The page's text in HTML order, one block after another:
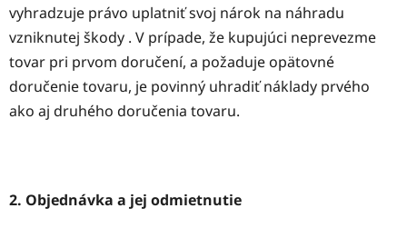
vyhradzuje právo uplatniť svoj nárok na náhradu
vzniknutej škody . V prípade, že kupujúci neprevezme
tovar pri prvom doručení, a požaduje opätovné
doručenie tovaru, je povinný uhradiť náklady prvého
ako aj druhého doručenia tovaru.
2. Objednávka a jej odmietnutie